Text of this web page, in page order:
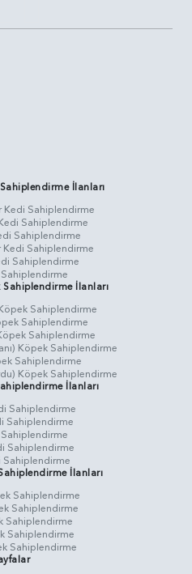
İlanları
Kedi Sahiplendirme
Sahiplendirme
Sahiplendirme
Sahiplendirme
Sahiplendirme
Sahiplendirme İlanları
Sahiplendirme
Sahiplendirme
Sahiplendirme
Köpek Sahiplendirme
Sahiplendirme
Köpek Sahiplendirme
İlanları
Sahiplendirme
Sahiplendirme
Sahiplendirme
Sahiplendirme
İlanları
Sahiplendirme
Sahiplendirme
Sahiplendirme
Sahiplendirme
Sahiplendirme